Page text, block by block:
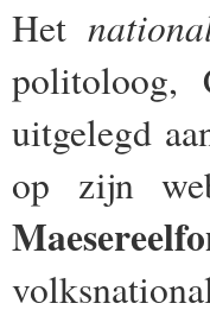
Het
politoloog,
uitgelegd
op zijn